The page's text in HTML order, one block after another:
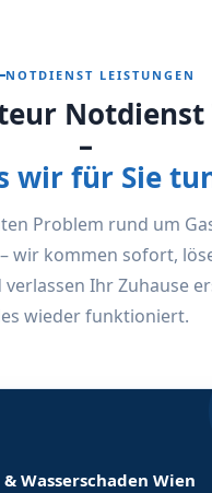
NOTDIENST LEISTUNGEN
Notdienst
–
wir für Sie
Problem rund um
wir kommen sofort,
Ihr Zuhause
wieder funktioniert.
Wasserschaden Wien